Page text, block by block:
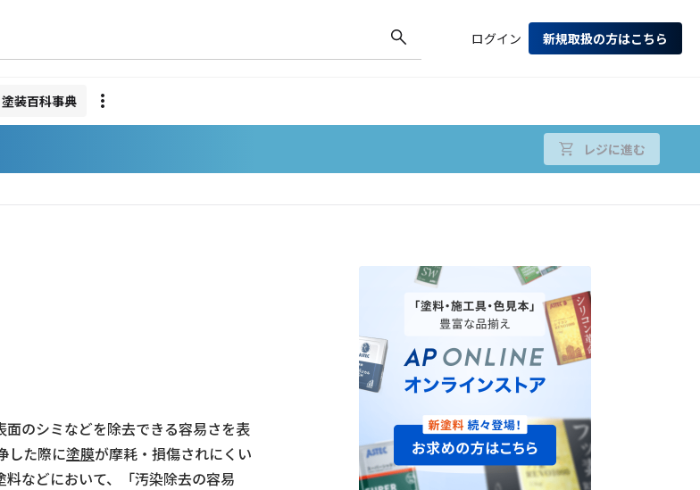
ログイン 新規取扱の方はこちら
塗装百科事典
レジに進む
のシミなどを除去できる容易さを表
した際に塗膜が摩耗・損傷されにくい
などにおいて、「汚染除去の容易